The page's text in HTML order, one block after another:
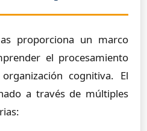
proporciona un marco
el procesamiento
cognitiva. El
a través de múltiples